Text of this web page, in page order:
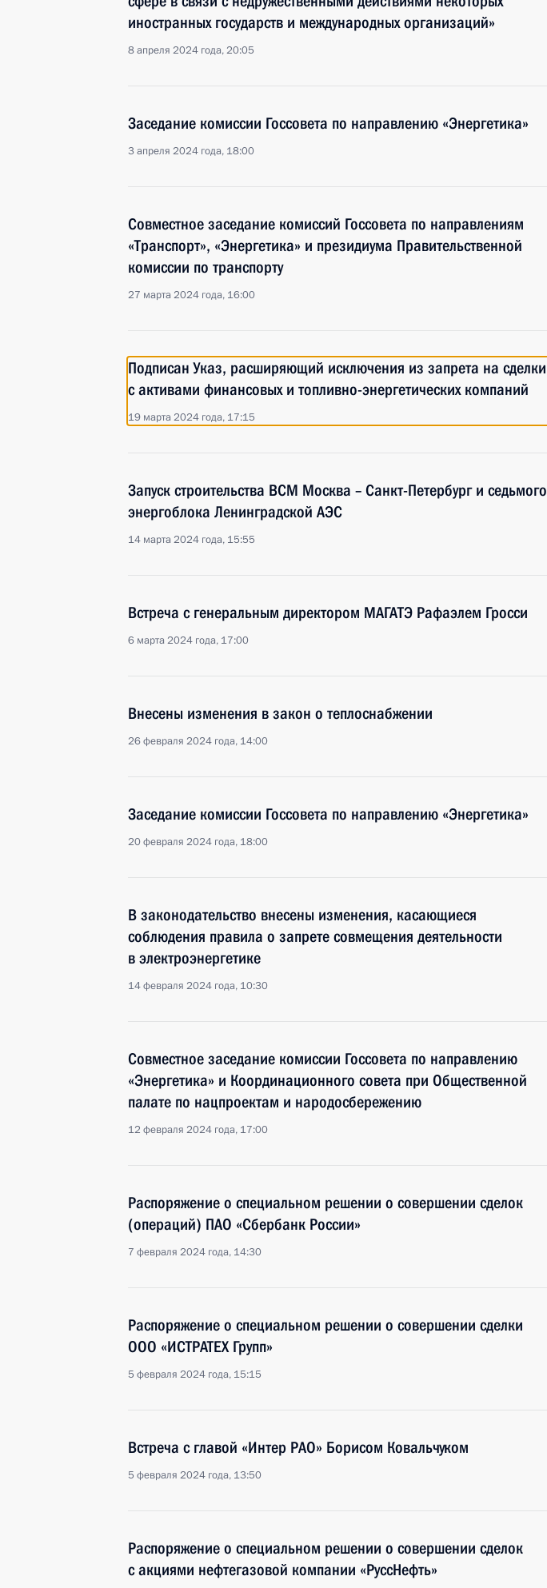
иностранных государств и международных организаций»
8 апреля 2024 года, 20:05
Заседание комиссии Госсовета по направлению «Энергетика»
3 апреля 2024 года, 18:00
Совместное заседание комиссий Госсовета по направлениям
«Транспорт», «Энергетика» и президиума Правительственной
комиссии по транспорту
27 марта 2024 года, 16:00
Подписан Указ, расширяющий исключения из запрета на сделки
с активами финансовых и топливно-энергетических компаний
19 марта 2024 года, 17:15
Запуск строительства ВСМ Москва – Санкт-Петербург и седьмого
энергоблока Ленинградской АЭС
14 марта 2024 года, 15:55
Встреча с генеральным директором МАГАТЭ Рафаэлем Гросси
6 марта 2024 года, 17:00
Внесены изменения в закон о теплоснабжении
26 февраля 2024 года, 14:00
Заседание комиссии Госсовета по направлению «Энергетика»
20 февраля 2024 года, 18:00
В законодательство внесены изменения, касающиеся
соблюдения правила о запрете совмещения деятельности
в электроэнергетике
14 февраля 2024 года, 10:30
Совместное заседание комиссии Госсовета по направлению
«Энергетика» и Координационного совета при Общественной
палате по нацпроектам и народосбережению
12 февраля 2024 года, 17:00
Распоряжение о специальном решении о совершении сделок
(операций) ПАО «Сбербанк России»
7 февраля 2024 года, 14:30
Распоряжение о специальном решении о совершении сделки
ООО «ИСТРАТЕХ Групп»
5 февраля 2024 года, 15:15
Встреча с главой «Интер РАО» Борисом Ковальчуком
5 февраля 2024 года, 13:50
Распоряжение о специальном решении о совершении сделок
с акциями нефтегазовой компании «РуссНефть»